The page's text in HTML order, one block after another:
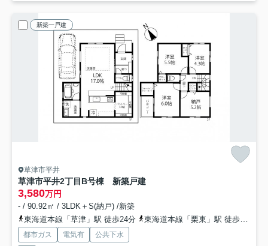
新築一戸建
草津市平井
草津市平井2丁目B号棟 新築戸建
3,580万円
- / 90.92㎡ / 3LDK＋S(納戸) /新築
東海道本線「草津」駅 徒歩24分
東海道本線「栗東」駅 徒歩37分
都市ガス 電気有
公共下水